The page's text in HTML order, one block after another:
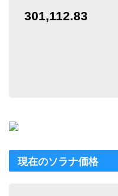
301,112.83
現在のソラナ価格